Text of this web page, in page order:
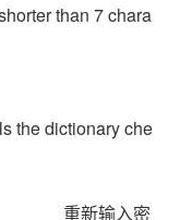
than 7 chara
the dictionary che
密